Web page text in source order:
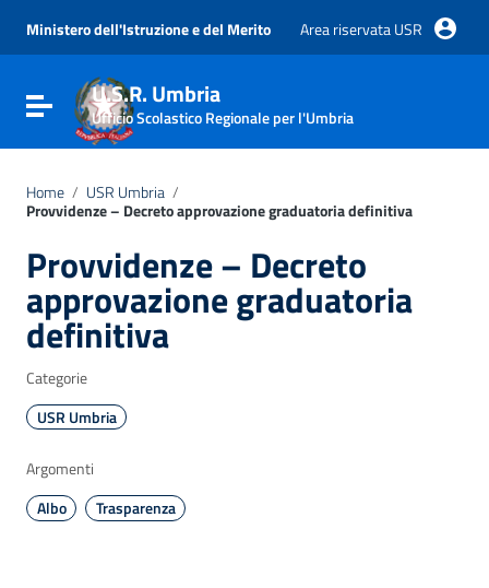
Vai al menu di navigazione
Vai al footer
Ministero dell'Istruzione e del Merito Area riservata USR
Attiva / disattiva la navigazione
U.S.R. Umbria
Ufficio Scolastico Regionale per l'Umbria
Home / USR Umbria /
Provvidenze – Decreto approvazione graduatoria definitiva
Provvidenze – Decreto
approvazione graduatoria
definitiva
Categorie
USR Umbria
Argomenti
Albo
Trasparenza